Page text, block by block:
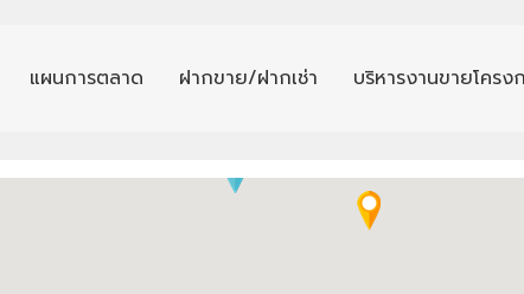
แผนการตลาด ฝากขาย/ฝากเช่า บริหารงานขายโครง